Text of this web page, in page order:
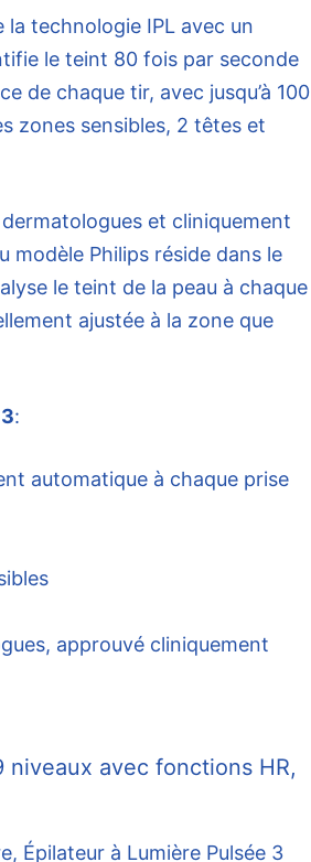
la technologie IPL avec un
le teint 80 fois par seconde
de chaque tir, avec jusqu’à 100
zones sensibles, 2 têtes et
et cliniquement
Philips réside dans le
le teint de la peau à chaque
ajustée à la zone que
:
automatique à chaque prise
approuvé cliniquement
avec fonctions HR,